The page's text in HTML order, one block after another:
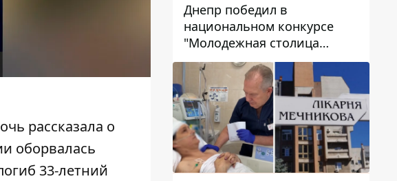
рассказала о
оборвалась
33-летний
Днепр победил в
национальном конкурсе
"Молодежная столица
Украины – 2026"